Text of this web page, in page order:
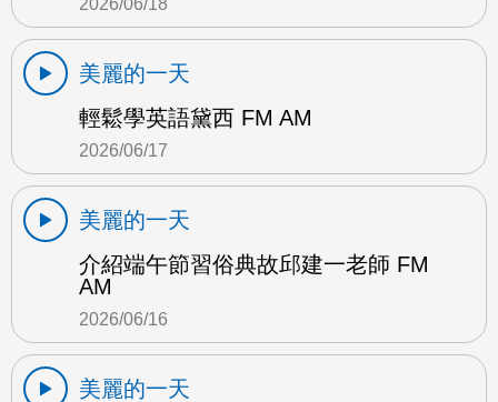
美麗的一天
輕鬆學英語黛西 FM AM
2026/06/17
美麗的一天
介紹端午節習俗典故邱建一老師 FM
AM
2026/06/16
美麗的一天